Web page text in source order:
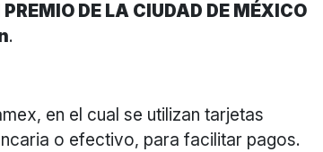
DE LA CIUDAD DE MÉXICO
.
en el cual se utilizan tarjetas
o efectivo, para facilitar pagos.